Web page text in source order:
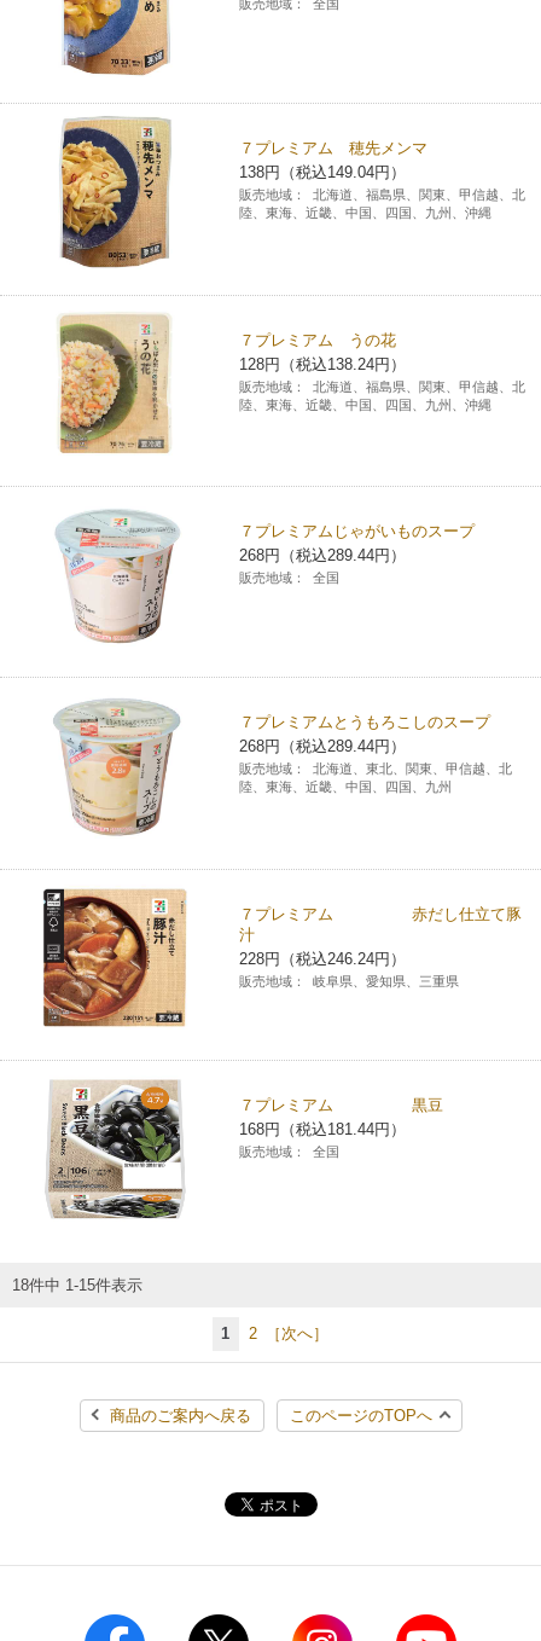
販売地域： 全国
７プレミアム 穂先メンマ
138円（税込149.04円）
販売地域：
北海道、福島県、関東、甲信越、北
陸、東海、近畿、中国、四国、九州、沖縄
７プレミアム うの花
128円（税込138.24円）
販売地域：
北海道、福島県、関東、甲信越、北
陸、東海、近畿、中国、四国、九州、沖縄
７プレミアムじゃがいものスープ
268円（税込289.44円）
販売地域： 全国
７プレミアムとうもろこしのスープ
268円（税込289.44円）
販売地域：
北海道、東北、関東、甲信越、北
陸、東海、近畿、中国、四国、九州
７プレミアム 赤だし仕立て豚
汁
228円（税込246.24円）
販売地域： 岐阜県、愛知県、三重県
７プレミアム 黒豆
168円（税込181.44円）
販売地域： 全国
18件中 1-15件表示
1 2 ［次へ］
商品のご案内へ戻る このページのTOPへ